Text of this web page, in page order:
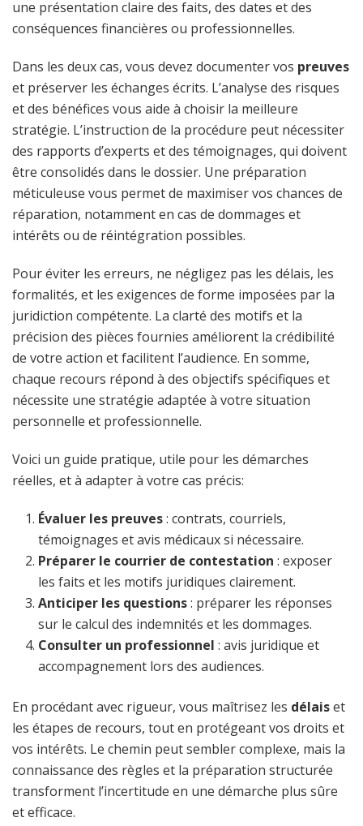
une présentation claire des faits, des dates et des
conséquences financières ou professionnelles.
Dans les deux cas, vous devez documenter vos preuves
et préserver les échanges écrits. L’analyse des risques
et des bénéfices vous aide à choisir la meilleure
stratégie. L’instruction de la procédure peut nécessiter
des rapports d’experts et des témoignages, qui doivent
être consolidés dans le dossier. Une préparation
méticuleuse vous permet de maximiser vos chances de
réparation, notamment en cas de dommages et
intérêts ou de réintégration possibles.
Pour éviter les erreurs, ne négligez pas les délais, les
formalités, et les exigences de forme imposées par la
juridiction compétente. La clarté des motifs et la
précision des pièces fournies améliorent la crédibilité
de votre action et facilitent l’audience. En somme,
chaque recours répond à des objectifs spécifiques et
nécessite une stratégie adaptée à votre situation
personnelle et professionnelle.
Voici un guide pratique, utile pour les démarches
réelles, et à adapter à votre cas précis:
Évaluer les preuves: contrats, courriels,
témoignages et avis médicaux si nécessaire.
Préparer le courrier de contestation : exposer
les faits et les motifs juridiques clairement.
Anticiper les questions: préparer les réponses
sur le calcul des indemnités et les dommages.
Consulter un professionnel : avis juridique et
accompagnement lors des audiences.
En procédant avec rigueur, vous maîtrisez les délaiset
les étapes de recours, tout en protégeant vos droits et
vos intérêts. Le chemin peut sembler complexe, mais la
connaissance des règles et la préparation structurée
transforment l’incertitude en une démarche plus sûre
et efficace.